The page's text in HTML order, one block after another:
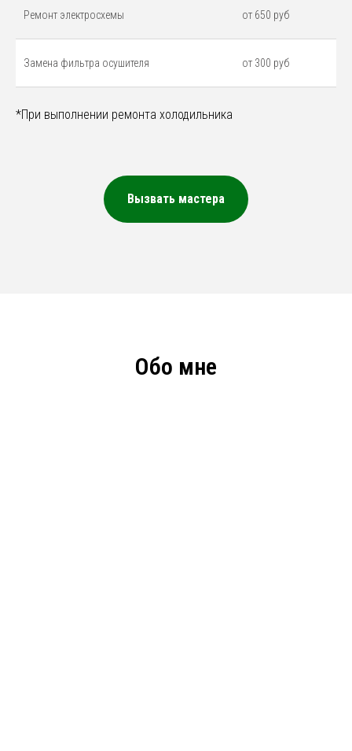
Ремонт электросхемы от 650 руб
Замена фильтра осушителя от 300 руб
*При выполнении ремонта холодильника
Вызвать мастера
Обо мне